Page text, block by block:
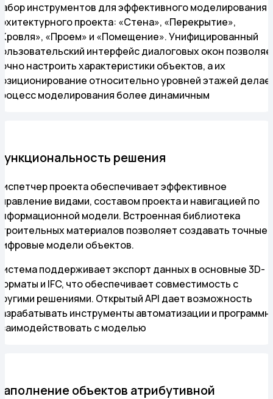
инструментов для эффективного моделирования
проекта: «Стена», «Перекрытие»,
«Проем» и «Помещение». Унифицированный
интерфейс диалоговых окон
настроить характеристики объектов, а их
относительно уровней этажей
моделирования более динамичным
решения
проекта обеспечивает эффективное
видами, составом проекта и навигацией по
модели. Встроенная библиотека
материалов позволяет создавать точные
модели объектов.
поддерживает экспорт данных в основные 3D-
и IFC, что обеспечивает совместимость с
решениями. Открытый API дает возможность
инструменты автоматизации и
с моделью
объектов атрибутивной